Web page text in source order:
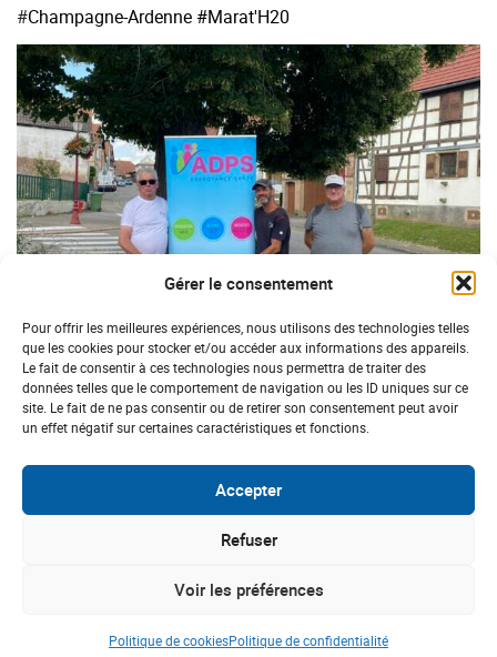
Gérer le consentement
Pour offrir les meilleures expériences, nous utilisons des technologies telles
que les cookies pour stocker et/ou accéder aux informations des appareils.
Le fait de consentir à ces technologies nous permettra de traiter des
données telles que le comportement de navigation ou les ID uniques sur ce
site. Le fait de ne pas consentir ou de retirer son consentement peut avoir
un effet négatif sur certaines caractéristiques et fonctions.
Accepter
Refuser
Voir les préférences
Politique de cookiesPolitique de confidentialité
#Champagne-Ardenne #Marat'H20
SOLIDARITÉ RÉGIONALE
Institut du Sport Durable – Marat’H20
#Personnes en situation de handicap